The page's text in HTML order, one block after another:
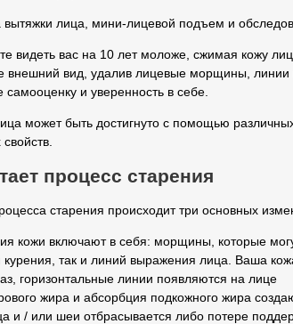
лица, мини-лицевой подъем и
видеть вас на 10 лет моложе, сжимая кожу
внешний вид, удалив лицевые морщины, линии
самооценку и уверенность в себе.
может быть достигнуто с помощью
процесс старения
старения происходит три основных
кожи включают в себя: морщины, которые
курения, так и линий выражения лица. Ваша
горизонтальные линии появляются на лице
жира и абсорбция подкожного жира
и / или шеи отбрасывается либо потере